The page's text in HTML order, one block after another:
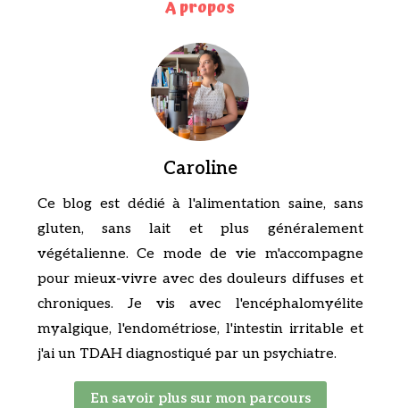
A propos
Caroline
Ce blog est dédié à l'alimentation saine, sans
gluten, sans lait et plus généralement
végétalienne. Ce mode de vie m'accompagne
pour mieux-vivre avec des douleurs diffuses et
chroniques. Je vis avec l'encéphalomyélite
myalgique, l'endométriose, l'intestin irritable et
j'ai un TDAH diagnostiqué par un psychiatre.
En savoir plus sur mon parcours